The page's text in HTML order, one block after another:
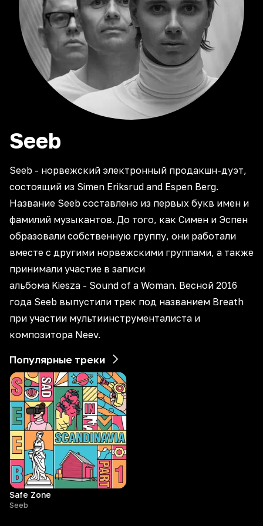
Seeb
Seeb - норвежский электронный продакшн-дуэт,
состоящий из Simen Eriksrud and Espen Berg.
Название Seeb составлено из первых букв имен и
фамилий музыкантов. До того, как Симен и Эспен
образовали собственную группу, они работали
вместе с другими норвежскими группами, а также
принимали участие в записи
альбома Kiesza - Sound of a Woman. Весной 2016
года Seeb выпустили трек под названием Breath
при участии мультиинструменталиста и
композитора Neev.
Популярные треки
Safe Zone
Seeb